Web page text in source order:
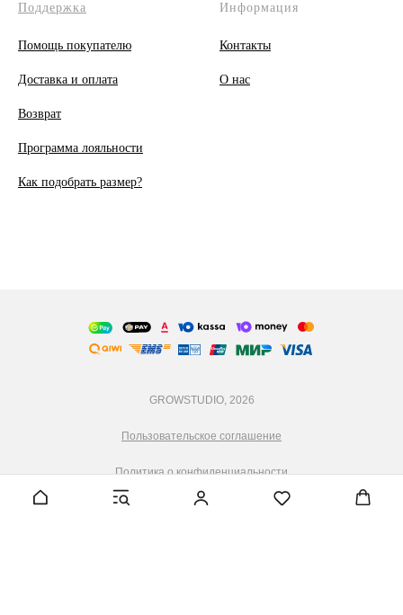
Поддержка
Помощь покупателю
Доставка и оплата
Возврат
Программа лояльности
Как подобрать размер?
Информация
Контакты
О нас
GROWSTUDIO, 2026
Пользовательское соглашение
Политика о конфиденциальности